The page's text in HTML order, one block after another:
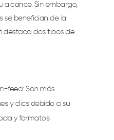
alcance. Sin embargo,
se benefician de la
destaca dos tipos de
feed: Son más
y clics debido a su
y formatos